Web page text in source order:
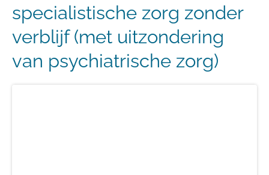
specialistische zorg zonder
verblijf (met uitzondering
van psychiatrische zorg)